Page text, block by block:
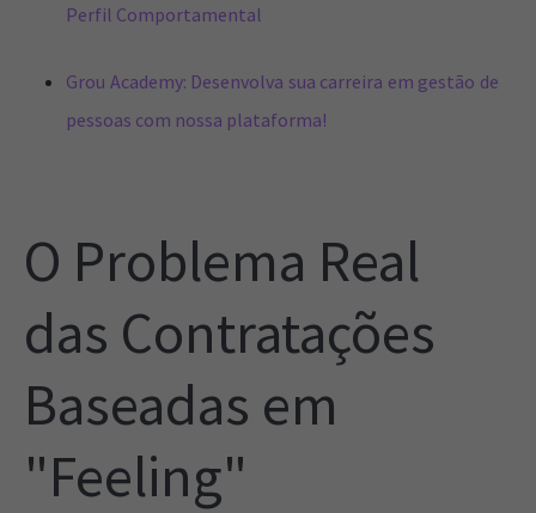
Perfil Comportamental
Grou Academy: Desenvolva sua carreira em gestão de
pessoas com nossa plataforma!
O Problema Real
das Contratações
Baseadas em
"Feeling"